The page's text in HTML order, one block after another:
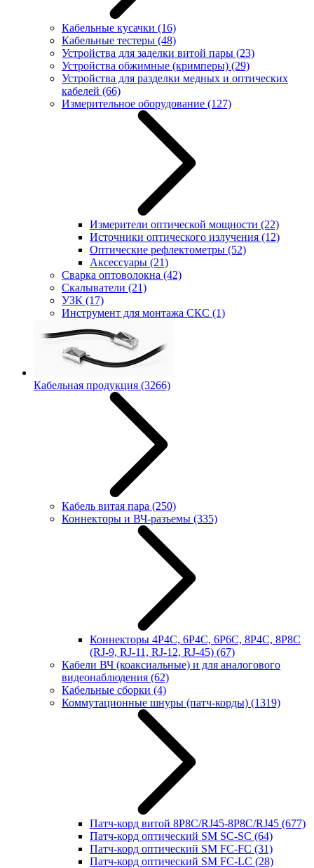
Кабельные кусачки (16)
Кабельные тестеры (48)
Устройства для заделки витой пары (23)
Устройства обжимные (кримперы) (29)
Устройства для разделки медных и оптических
кабелей (66)
Измерительное оборудование (127)
Измерители оптической мощности (22)
Источники оптического излучения (12)
Оптические рефлектометры (52)
Аксессуары (21)
Сварка оптоволокна (42)
Скалыватели (21)
УЗК (17)
Инструмент для монтажа СКС (1)
Кабельная продукция (3266)
Кабель витая пара (250)
Коннекторы и ВЧ-разъемы (335)
Коннекторы 4P4C, 6P4C, 6P6C, 8P4C, 8P8C
(RJ-9, RJ-11, RJ-12, RJ-45) (67)
Кабели ВЧ (коаксиальные) и для аналогового
видеонаблюдения (62)
Кабельные сборки (4)
Коммутационные шнуры (патч-корды) (1319)
Патч-корд витой 8P8C/RJ45-8P8C/RJ45 (677)
Патч-корд оптический SM SC-SC (64)
Патч-корд оптический SM FC-FC (31)
Патч-корд оптический SM FC-LC (28)